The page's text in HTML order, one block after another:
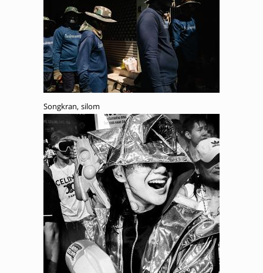
Songkran, silom